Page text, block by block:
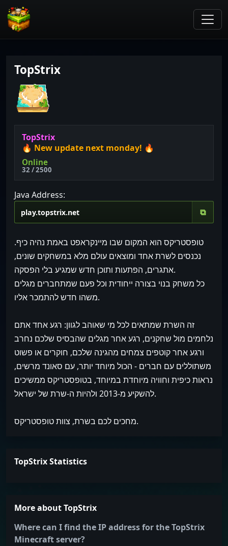
TopStrix
TopStrix
🔥 New update next monday! 🔥
Online
32 / 2500
Java Address:
⧉
טופסטריקס הוא המקום שבו מיינקראפט באמת נהיה כיף.
נכנסים לשרת אחד ומוצאים עולם מלא במשחקים שונים,
אתגרים, הפתעות ותוכן חדש שמגיע בלי הפסקה.
כל משחק בנוי בצורה ייחודית וכל פעם שמתחברים מגלים
משהו חדש להתמכר אליו.
זה השרת שמתאים לכל מי שאוהב לגוון: רגע אחד אתם
נלחמים מול שחקנים, רגע אחר מגלים שהבסיס שלכם נחרב
ורגע אחר קוטפים צמחים מהגינה שלכם, חוקרים או פשוט
משתוללים עם חברים - הכול מיוחד יותר, עם סאונד מרשים,
נראות כיפית וחוויה מיוחדת במיוחד, בטופסטריקס ממשיכים
להשקיע מ-2013 ולהיות ה-שרת של ישראל.
מחכים לכם בשרת, צוות טופסטריקס.
TopStrix Statistics
More about TopStrix
Where can I find the IP address for the TopStrix
Minecraft server?